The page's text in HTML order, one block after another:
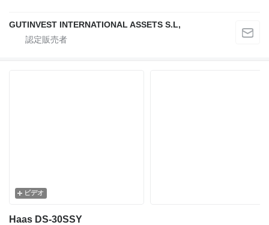
GUTINVEST INTERNATIONAL ASSETS S.L,
ビデオ
Haas DS-30SSY